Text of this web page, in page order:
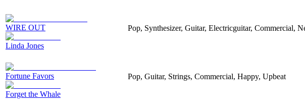
WIRE OUT
Linda Jones
Pop, Synthesizer, Guitar, Electricguitar, Commercial,
Fortune Favors
Forget the Whale
Pop, Guitar, Strings, Commercial, Happy, Upbeat